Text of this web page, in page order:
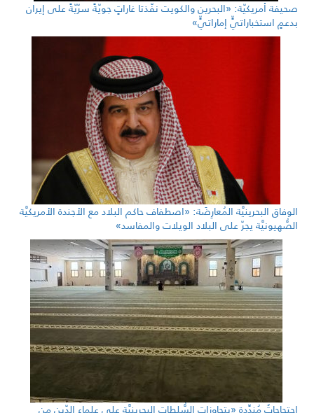
صحيفة أمريكيّة: «البحرين والكويت نفّذتا غاراتٍ جويّةً سرّيّةً على إيران
بدعمٍ استخباراتيٍّ إماراتيٍّ»
الوفاق البحرينيَّة المُعارِضَة: «اصطفاف حاكم البلاد مع الأجندة الأمريكيَّة
الصُّهيونيَّة يجرّ على البلاد الويلات والمفاسد»
احتجاجاتٌ مُندِّدة «بتجاوزات السُّلطات البحرينيَّة على علماء الدّين من